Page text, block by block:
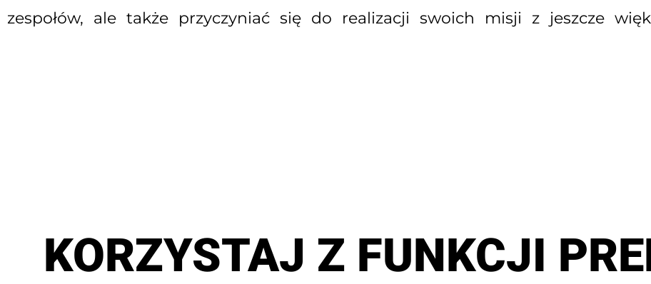
zespołów, ale także przyczyniać się do realizacji swoich misji z jeszcze
KORZYSTAJ Z FUNKCJI